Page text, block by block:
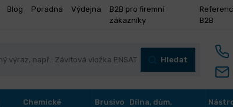
Blog Poradna Výdejna
B2B pro firemní
zákazníky
B2B
Hledat
Chemické
Brusivo
Dílna, dům,